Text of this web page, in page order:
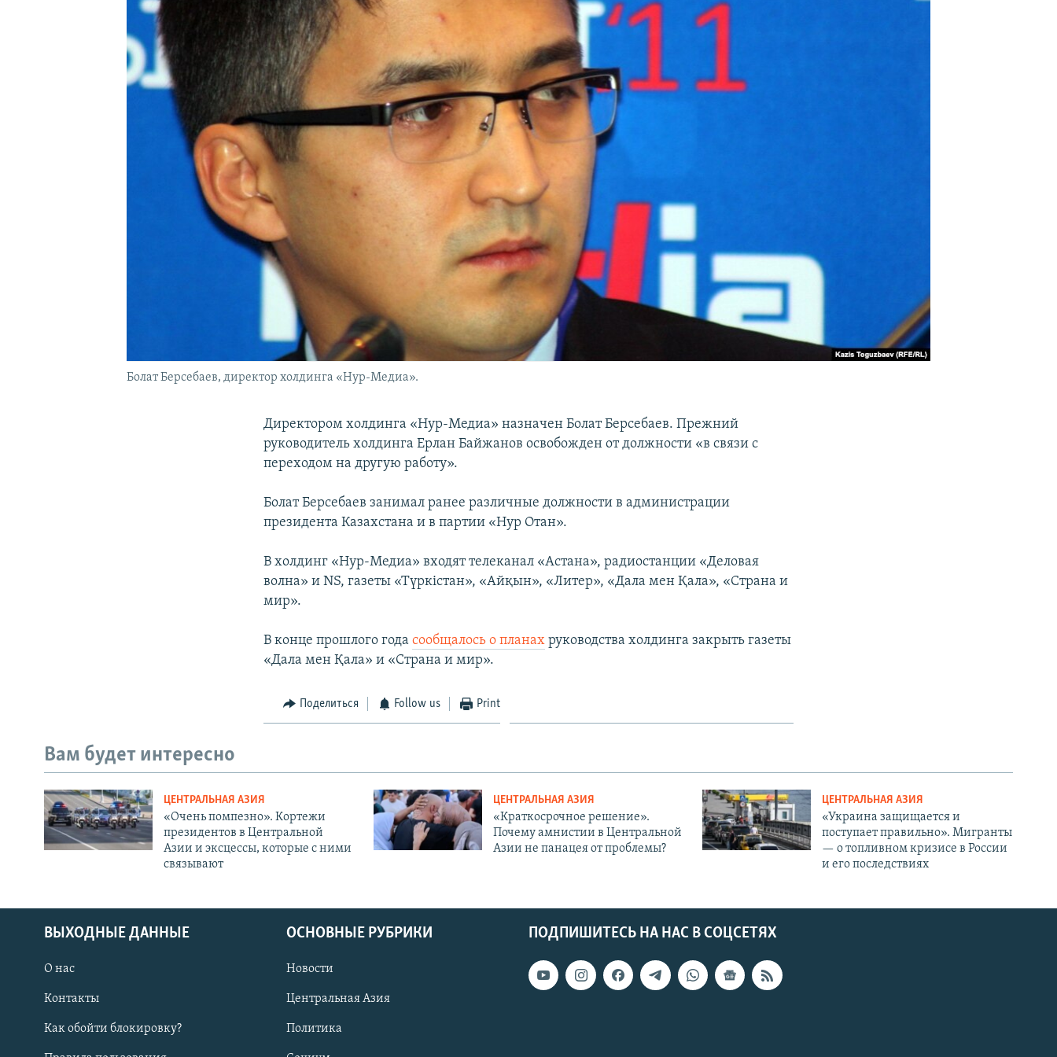
Болат Берсебаев, директор холдинга «Нур-Медиа».
Директором холдинга «Нур-Медиа» назначен Болат Берсебаев. Прежний
руководитель холдинга Ерлан Байжанов освобожден от должности «в связи с
переходом на другую работу».
Болат Берсебаев занимал ранее различные должности в администрации
президента Казахстана и в партии «Нур Отан».
В холдинг «Нур-Медиа» входят телеканал «Астана», радиостанции «Деловая
волна» и NS, газеты «Түркістан», «Айқын», «Литер», «Дала мен Қала», «Страна и
мир».
В конце прошлого годасообщалось о планах руководства холдинга закрыть газеты
«Дала мен Қала» и «Страна и мир».
Поделиться Follow us Print
Вам будет интересно
ЦЕНТРАЛЬНАЯ АЗИЯ
«Очень помпезно». Кортежи
президентов в Центральной
Азии и эксцессы, которые с ними
связывают
ЦЕНТРАЛЬНАЯ АЗИЯ
«Краткосрочное решение».
Почему амнистии в Центральной
Азии не панацея от проблемы?
ЦЕНТРАЛЬНАЯ АЗИЯ
«Украина защищается и
поступает правильно». Мигранты
— о топливном кризисе в России
и его последствиях
ПОДПИШИТЕСЬ НА НАС В СОЦСЕТЯХ
ВЫХОДНЫЕ ДАННЫЕ
О нас
Контакты
Как обойти блокировку?
ОСНОВНЫЕ РУБРИКИ
Новости
Центральная Азия
Политика